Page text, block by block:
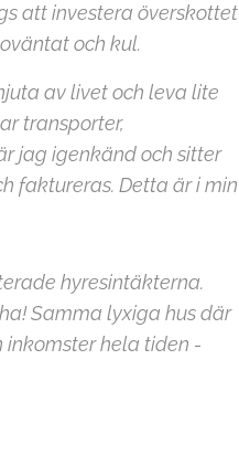
att investera överskottet
och kul.
av livet och leva lite
transporter,
jag igenkänd och sitter
faktureras. Detta är i min
hyresintäkterna.
Samma lyxiga hus där
hela tiden -